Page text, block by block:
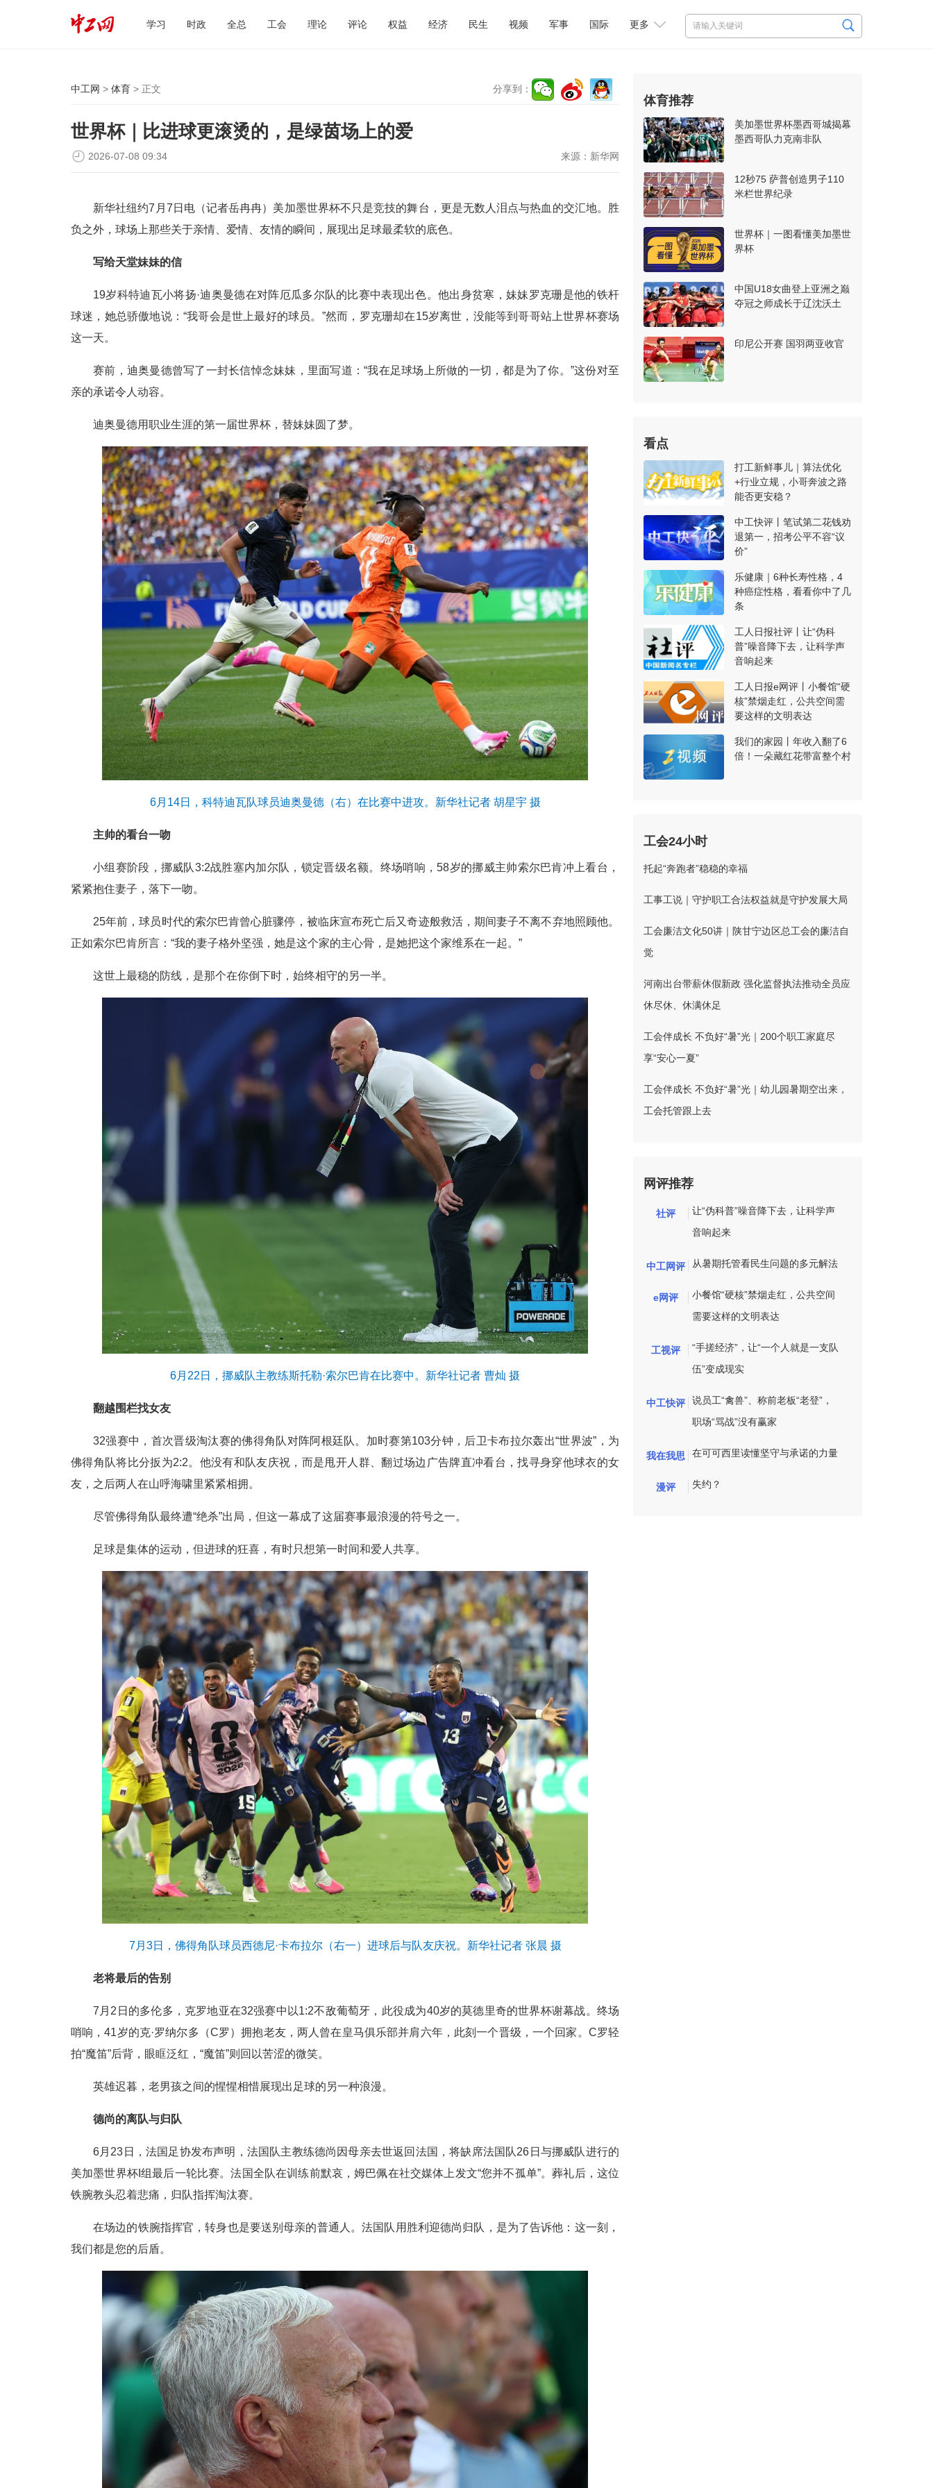
学习 时政 全总 工会 理论 评论 权益 经济 民生 视频 军事 国际 更多
中工网 > 体育 > 正文 分享到：
世界杯｜比进球更滚烫的，是绿茵场上的爱
来源： 新华网
2026-07-08 09:34
新华社纽约7月7日电（记者岳冉冉）美加墨世界杯不只是竞技的舞台，更是无数人泪点与热血的交汇地。胜
负之外，球场上那些关于亲情、爱情、友情的瞬间，展现出足球最柔软的底色。
写给天堂妹妹的信
19岁科特迪瓦小将扬·迪奥曼德在对阵厄瓜多尔队的比赛中表现出色。他出身贫寒，妹妹罗克珊是他的铁杆
球迷，她总骄傲地说：“我哥会是世上最好的球员。”然而，罗克珊却在15岁离世，没能等到哥哥站上世界杯赛场
这一天。
赛前，迪奥曼德曾写了一封长信悼念妹妹，里面写道：“我在足球场上所做的一切，都是为了你。”这份对至
亲的承诺令人动容。
迪奥曼德用职业生涯的第一届世界杯，替妹妹圆了梦。
6月14日，科特迪瓦队球员迪奥曼德（右）在比赛中进攻。新华社记者 胡星宇 摄
主帅的看台一吻
小组赛阶段，挪威队3:2战胜塞内加尔队，锁定晋级名额。终场哨响，58岁的挪威主帅索尔巴肯冲上看台，
紧紧抱住妻子，落下一吻。
25年前，球员时代的索尔巴肯曾心脏骤停，被临床宣布死亡后又奇迹般救活，期间妻子不离不弃地照顾他。
正如索尔巴肯所言：“我的妻子格外坚强，她是这个家的主心骨，是她把这个家维系在一起。”
这世上最稳的防线，是那个在你倒下时，始终相守的另一半。
6月22日，挪威队主教练斯托勒·索尔巴肯在比赛中。新华社记者 曹灿 摄
翻越围栏找女友
32强赛中，首次晋级淘汰赛的佛得角队对阵阿根廷队。加时赛第103分钟，后卫卡布拉尔轰出“世界波”，为
佛得角队将比分扳为2:2。他没有和队友庆祝，而是甩开人群、翻过场边广告牌直冲看台，找寻身穿他球衣的女
友，之后两人在山呼海啸里紧紧相拥。
尽管佛得角队最终遭“绝杀”出局，但这一幕成了这届赛事最浪漫的符号之一。
足球是集体的运动，但进球的狂喜，有时只想第一时间和爱人共享。
7月3日，佛得角队球员西德尼·卡布拉尔（右一）进球后与队友庆祝。新华社记者 张晨 摄
老将最后的告别
7月2日的多伦多，克罗地亚在32强赛中以1:2不敌葡萄牙，此役成为40岁的莫德里奇的世界杯谢幕战。终场
哨响，41岁的克·罗纳尔多（C罗）拥抱老友，两人曾在皇马俱乐部并肩六年，此刻一个晋级，一个回家。C罗轻
拍“魔笛”后背，眼眶泛红，“魔笛”则回以苦涩的微笑。
英雄迟暮，老男孩之间的惺惺相惜展现出足球的另一种浪漫。
德尚的离队与归队
6月23日，法国足协发布声明，法国队主教练德尚因母亲去世返回法国，将缺席法国队26日与挪威队进行的
美加墨世界杯I组最后一轮比赛。法国全队在训练前默哀，姆巴佩在社交媒体上发文“您并不孤单”。葬礼后，这位
铁腕教头忍着悲痛，归队指挥淘汰赛。
在场边的铁腕指挥官，转身也是要送别母亲的普通人。法国队用胜利迎德尚归队，是为了告诉他：这一刻，
我们都是您的后盾。
体育推荐
美加墨世界杯墨西哥城揭幕
墨西哥队力克南非队
12秒75 萨普创造男子110
米栏世界纪录
世界杯｜一图看懂美加墨世
界杯
中国U18女曲登上亚洲之巅
夺冠之师成长于辽沈沃土
印尼公开赛 国羽两亚收官
看点
打工新鲜事儿｜算法优化
+行业立规，小哥奔波之路
能否更安稳？
中工快评丨笔试第二花钱劝
退第一，招考公平不容“议
价”
乐健康｜6种长寿性格，4
种癌症性格，看看你中了几
条
工人日报社评丨让“伪科
普”噪音降下去，让科学声
音响起来
工人日报e网评丨小餐馆“硬
核”禁烟走红，公共空间需
要这样的文明表达
我们的家园丨年收入翻了6
倍！一朵藏红花带富整个村
工会24小时
托起“奔跑者”稳稳的幸福
工事工说｜守护职工合法权益就是守护发展大局
工会廉洁文化50讲｜陕甘宁边区总工会的廉洁自
觉
河南出台带薪休假新政 强化监督执法推动全员应
休尽休、休满休足
工会伴成长 不负好“暑”光｜200个职工家庭尽
享“安心一夏”
工会伴成长 不负好“暑”光｜幼儿园暑期空出来，
工会托管跟上去
网评推荐
社评
让“伪科普”噪音降下去，让科学声
音响起来
中工网评 从暑期托管看民生问题的多元解法
e网评
小餐馆“硬核”禁烟走红，公共空间
需要这样的文明表达
工视评
“手搓经济”，让“一个人就是一支队
伍”变成现实
中工快评
说员工“禽兽”、称前老板“老登”，
职场“骂战”没有赢家
我在我思 在可可西里读懂坚守与承诺的力量
漫评 失约？